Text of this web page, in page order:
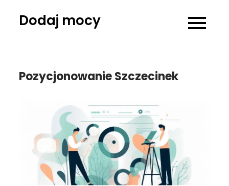
Dodaj mocy
Pozycjonowanie Szczecinek